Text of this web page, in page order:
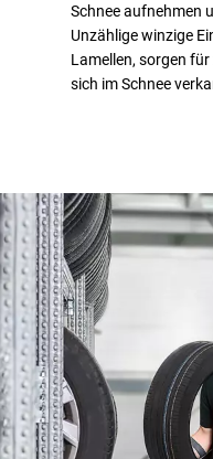
Schnee aufnehmen
Unzählige winzige
Lamellen, sorgen
sich im Schnee